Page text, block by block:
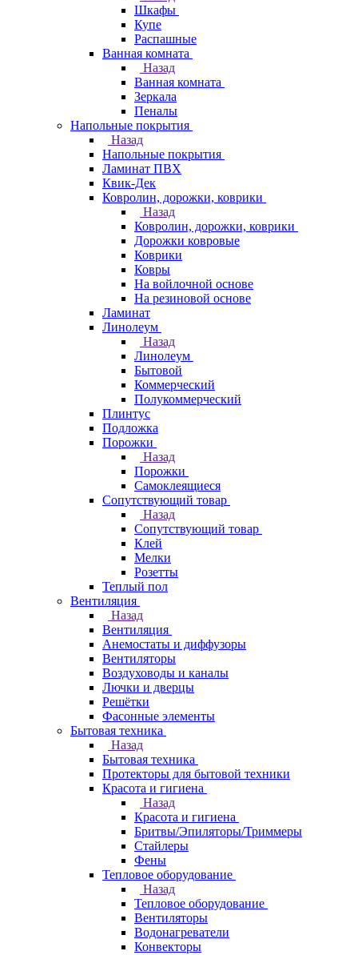
Шкафы
Купе
Распашные
Ванная комната
Назад
Ванная комната
Зеркала
Пеналы
Напольные покрытия
Назад
Напольные покрытия
Ламинат ПВХ
Квик-Дек
Ковролин, дорожки, коврики
Назад
Ковролин, дорожки, коврики
Дорожки ковровые
Коврики
Ковры
На войлочной основе
На резиновой основе
Ламинат
Линолеум
Назад
Линолеум
Бытовой
Коммерческий
Полукоммерческий
Плинтус
Подложка
Порожки
Назад
Порожки
Самоклеящиеся
Сопутствующий товар
Назад
Сопутствующий товар
Клей
Мелки
Розетты
Теплый пол
Вентиляция
Назад
Вентиляция
Анемостаты и диффузоры
Вентиляторы
Воздуховоды и каналы
Лючки и дверцы
Решётки
Фасонные элементы
Бытовая техника
Назад
Бытовая техника
Протекторы для бытовой техники
Красота и гигиена
Назад
Красота и гигиена
Бритвы/Эпиляторы/Триммеры
Стайлеры
Фены
Тепловое оборудование
Назад
Тепловое оборудование
Вентиляторы
Водонагреватели
Конвекторы